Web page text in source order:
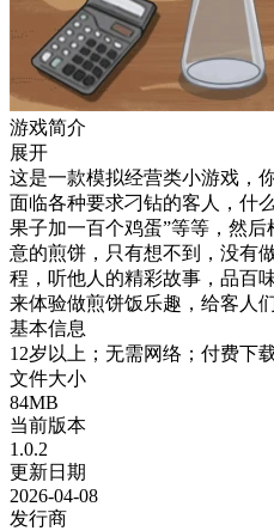
游戏简介
展开
这是一款模拟经营类小游戏，
面临各种要求刁钻的客人，什
果子加一百个鸡蛋”等等，然
意的煎饼，只有想不到，没有
程，听他人的精彩故事，品百
来体验做煎饼饭乐趣，给客人
基本信息
12岁以上；无需网络；付费下
文件大小
84MB
当前版本
1.0.2
更新日期
2026-04-08
发行商